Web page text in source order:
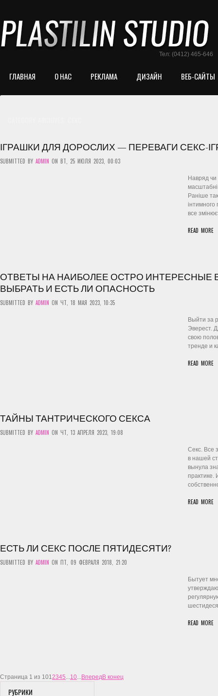
Тел: (0412) 465-646
ГЛАВНАЯ О НАС РЕКЛАМА ДИЗАЙН ВЕБ-САЙТЫ
ІГРАШКИ ДЛЯ ДОРОСЛИХ — ПЕРЕВАГИ СЕКС-
SUBMITTED BY ADMIN ON ВТ, 25 ИЮЛЯ 2023, 00:03
Навряд чи
Раніше
інтимного
все
READ MORE
ОТВЕТЫ НА НАИБОЛЕЕ ОСТРО ИНТЕРЕСНЫЕ
ВЫБРАТЬ И ЕСТЬ ЛИ ОПАСНОСТЬ
SUBMITTED BY ADMIN ON ЧТ, 18 МАЯ 2023, 10:35
Выйти за
Эверест.
свою
тренде и
READ MORE
ТАЙНЫ ТАНТРИЧЕСКОГО СЕКСА
SUBMITTED BY ADMIN ON ЧТ, 13 АПРЕЛЯ 2023, 19:08
Секс. Все
в нашей
вынула
практике.
READ MORE
ЕСТЬ ЛИ СЕКС ПОСЛЕ ПЯТИДЕСЯТИ?
SUBMITTED BY ADMIN ON ПТ, 09 ФЕВРАЛЯ 2018, 21:20
Бытует
READ MORE
Страница 1 из 1012345...10...ВпередВ конец
РУБРИКИ